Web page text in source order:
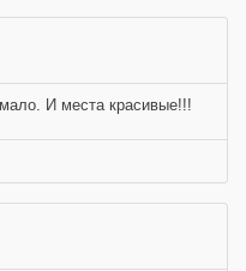
И места красивые!!!